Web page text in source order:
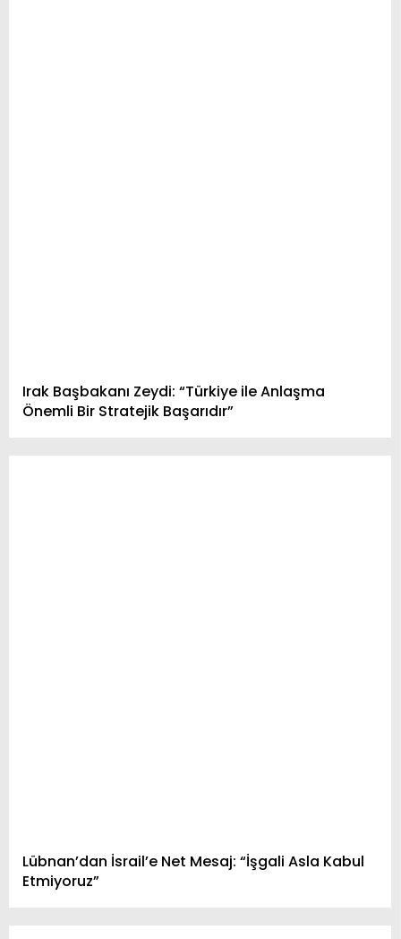
Irak Başbakanı Zeydi: “Türkiye ile Anlaşma
Önemli Bir Stratejik Başarıdır”
Lübnan’dan İsrail’e Net Mesaj: “İşgali Asla Kabul
Etmiyoruz”